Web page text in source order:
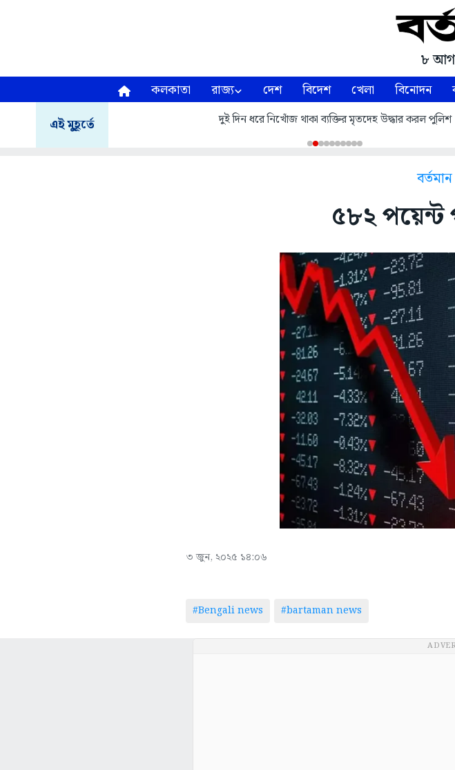
৮
কলকাতা রাজ্য দেশ বিদেশ খেলা বিনোদন
এই মুহূর্তে দুই দিন ধরে নিখোঁজ থাকা ব্যক্তির মৃতদেহ উদ্ধার করল পুলিশ
বর্তমান
৫৮২
৩ জুন, ২০২৫ ১৪:০৬
#Bengali news #bartaman news